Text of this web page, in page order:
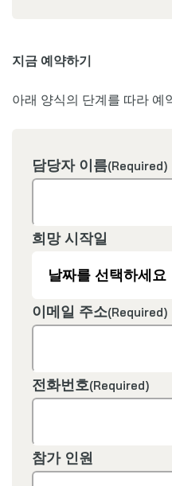
지금 예약하기
아래 양식의 단계를 따라 예
담당자 이름(Required)
희망 시작일
이메일 주소(Required)
전화번호(Required)
참가 인원